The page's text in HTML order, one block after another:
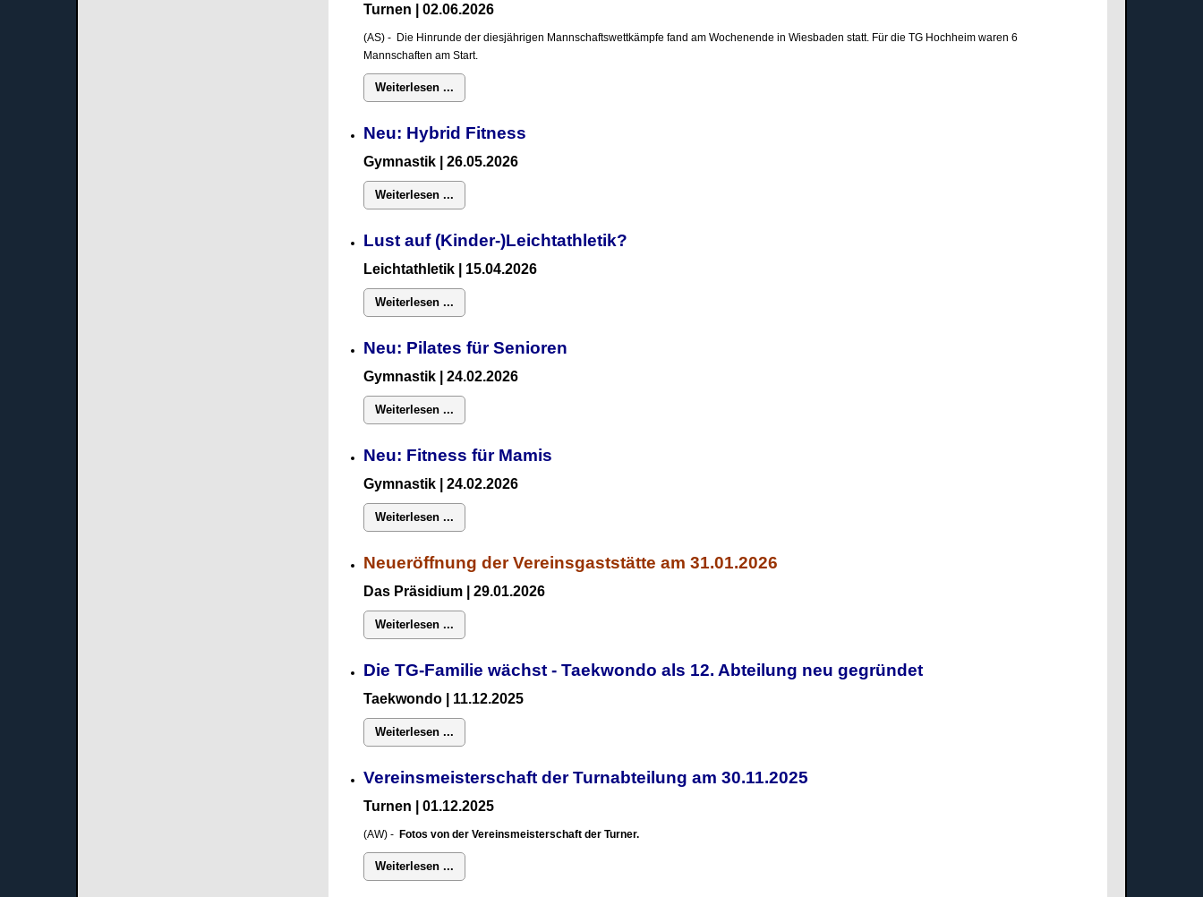
Turnen | 02.06.2026
(AS) - Die Hinrunde der diesjährigen Mannschaftswettkämpfe fand am Wochenende in Wiesbaden statt. Für die TG Hochheim waren 6
Mannschaften am Start.
Weiterlesen ...
Neu: Hybrid Fitness
Gymnastik | 26.05.2026
Weiterlesen ...
Lust auf (Kinder-)Leichtathletik?
Leichtathletik | 15.04.2026
Weiterlesen ...
Neu: Pilates für Senioren
Gymnastik | 24.02.2026
Weiterlesen ...
Neu: Fitness für Mamis
Gymnastik | 24.02.2026
Weiterlesen ...
Neueröffnung der Vereinsgaststätte am 31.01.2026
Das Präsidium | 29.01.2026
Weiterlesen ...
Die TG-Familie wächst - Taekwondo als 12. Abteilung neu gegründet
Taekwondo | 11.12.2025
Weiterlesen ...
Vereinsmeisterschaft der Turnabteilung am 30.11.2025
Turnen | 01.12.2025
(AW) -Fotos von der Vereinsmeisterschaft der Turner.
Weiterlesen ...